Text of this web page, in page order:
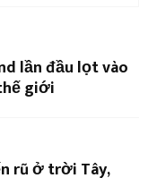
lần đầu lọt vào
giới
rũ ở trời Tây,